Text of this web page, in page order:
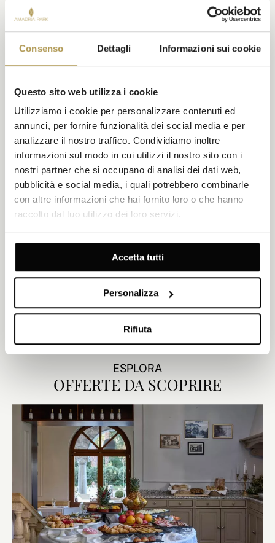
Consenso Dettagli Informazioni sui cookie
Questo sito web utilizza i cookie
Utilizziamo i cookie per personalizzare contenuti ed
annunci, per fornire funzionalità dei social media e per
analizzare il nostro traffico. Condividiamo inoltre
informazioni sul modo in cui utilizzi il nostro sito con i
nostri partner che si occupano di analisi dei dati web,
pubblicità e social media, i quali potrebbero combinarle
con altre informazioni che hai fornito loro o che hanno
raccolto dal tuo utilizzo dei loro servizi.
Accetta tutti
Personalizza
Rifiuta
POTREBBE PIACERVI ANCHE
Camera Superior Romeo e Giulietta
Fino a 3 persone (massimo 2 adulti) Balcone privato
Una camera lussuosa in una villa storica, perfetta per il
romanticismo e per osservare le stelle. Godetevi un balcone
privato in stile Romeo e Giulietta con telescopio e un'incantevole
vista sul parco. La camera dispone di un letto matrimoniale o due
letti singoli, un divano letto, un bagno privato e TV satellitare con
canali di cinema e sport.
ESPLORA
OFFERTE DA SCOPRIRE